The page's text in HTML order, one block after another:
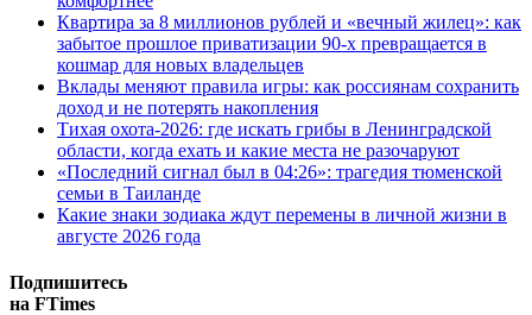
Квартира за 8 миллионов рублей и «вечный жилец»: как
забытое прошлое приватизации 90-х превращается в
кошмар для новых владельцев
Вклады меняют правила игры: как россиянам сохранить
доход и не потерять накопления
Тихая охота-2026: где искать грибы в Ленинградской
области, когда ехать и какие места не разочаруют
«Последний сигнал был в 04:26»: трагедия тюменской
семьи в Таиланде
Какие знаки зодиака ждут перемены в личной жизни в
августе 2026 года
Подпишитесь
на FTimes